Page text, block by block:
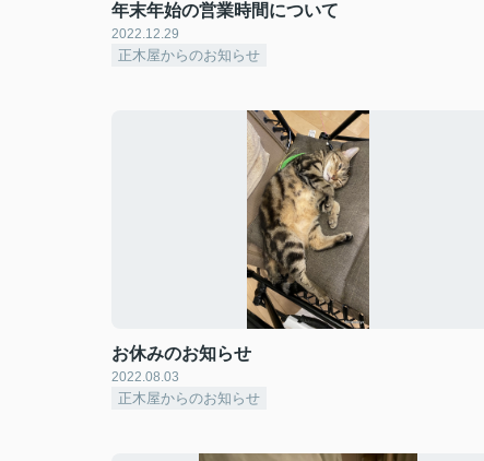
年末年始の営業時間について
2022.12.29
正木屋からのお知らせ
お休みのお知らせ
2022.08.03
正木屋からのお知らせ